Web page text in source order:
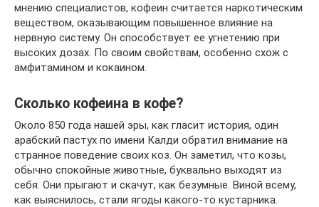
мнению специалистов, кофеин считается наркотическим
веществом, оказывающим повышенное влияние на
нервную систему. Он способствует ее угнетению при
высоких дозах. По своим свойствам, особенно схож с
амфитамином и кокаином.
Сколько кофеина в кофе?
Около 850 года нашей эры, как гласит история, один
арабский пастух по имени Калди обратил внимание на
странное поведение своих коз. Он заметил, что козы,
обычно спокойные животные, буквально выходят из
себя. Они прыгают и скачут, как безумные. Виной всему,
как выяснилось, стали ягоды какого-то кустарника.